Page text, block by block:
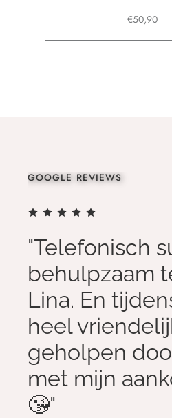
€50,90
GOOGLE REVIEWS
"Telefonisch
behulpzaam
Lina. En
heel
geholpen
met mijn
😘"